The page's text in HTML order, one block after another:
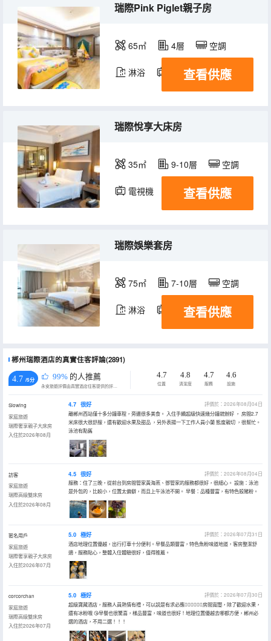
瑞際Pink Piglet親子房
65㎡ 4層 空調
淋浴 電視機
查看供應
瑞際悅享大床房
35㎡ 9-10層 空調
電視機 查看供應
瑞際娛樂套房
75㎡ 7-10層 空調
淋浴 電視機
查看供應
郴州瑞際酒店的真實住客評論(2891)
4.7 /5分 99% 的人推薦
永安旅遊評價由真實酒店住客提供的評價。
4.7
位置
4.8
清潔度
4.7
服務
4.6
設施
Siowing
家庭旅遊
瑞際奢享親子大床房
入住於2026年08月
4.7 很好
評價於：2026年08月04日
離郴州西站僅十多分鐘車程，旁邊很多美食。 入住手續超級快速幾分鐘就辦好 ， 房間2.7
米床很大很舒服，還有歡迎水果及甜品 ，另外表揚一下工作人員小蘭 態度親切 ，很幫忙。
泳池有點舊
訪客
家庭旅遊
瑞際高級雙床房
入住於2026年08月
4.5 很好
評價於：2026年08月04日
服務：住了三晚，從前台到房間管家黃海燕、鄧管家的服務都很好，很細心。 設施：泳池
是外包的，比較小，位置太偏僻，而且上午泳池不開。 早餐：品種豐富，有特色殺豬粉。
匿名用戶
家庭旅遊
瑞際奢享親子大床房
入住於2026年07月
5.0 極好
評價於：2026年07月31日
酒店地理位置優越，出行打車十分便利。早餐品類豐富，特色魚粉味道地道，客房整潔舒
適，服務貼心，整體入住體驗很好，值得推薦。
corcorchan
家庭旅遊
瑞際高級雙床房
入住於2026年07月
5.0 極好
評價於：2026年07月30日
超級寶藏酒店，服務人員熱情有禮，可以説是有求必應👍🏻👍🏻👍🏻房間寬闊，除了歡迎水果，
還有冰粉哦 😘早餐也很驚喜，樣品豐富，味道也很好！地理位置優越去哪都方便，郴州必
選的酒店，不用二選！！！